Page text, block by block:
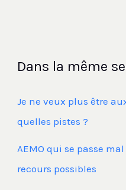
Dans la même
Je ne veux plus être
quelles pistes ?
AEMO qui se passe
recours possibles